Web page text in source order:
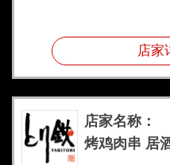
店家
店家名称：
烤鸡肉串 居